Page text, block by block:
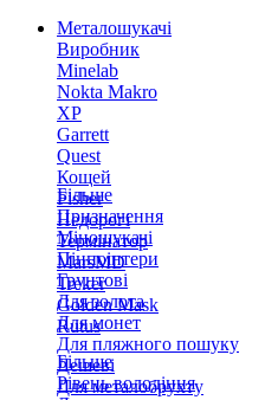
Металошукачі
Виробник
Minelab
Nokta Makro
XP
Garrett
Quest
Кощей
Fisher
Недорогі
Термінатор
MarsMD
Treker
Golden Mask
Rutus
Більше
Призначення
Міношукачі
Пінпоінтери
Грунтові
Для золота
Для монет
Для пляжного пошуку
Дешеві
Для металобрухту
Більше
Рівень володіння